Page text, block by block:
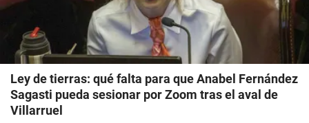
Ley de tierras: qué falta para que Anabel Fernández
Sagasti pueda sesionar por Zoom tras el aval de
Villarruel